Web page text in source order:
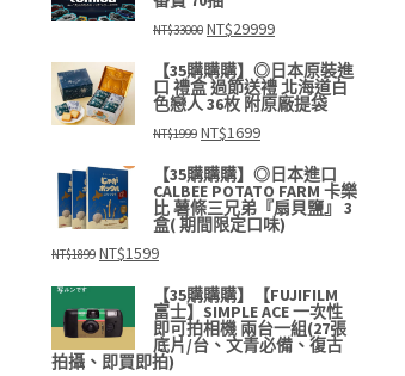
NT$33000 原
始
價
格：
NT$33000。
NT$29999目
前
價
格：
NT$29999。
【35購購購】◎日本原裝進
口 禮盒 過節送禮 北海道白
色戀人 36枚 附原廠提袋
NT$1999 原
始
價
格：
NT$1999。
NT$1699目
前
價
格：
NT$1699。
【35購購購】◎日本進口
CALBEE POTATO FARM 卡樂
比 薯條三兄弟『扇貝鹽』 3
盒( 期間限定口味)
NT$1899 原
始
價
NT$1899。
NT$1599目
前
價
格：
NT$1599。
【35購購購】【FUJIFILM
富士】SIMPLE ACE 一次性
即可拍相機 兩台一組(27張
底片/台、文青必備、復古
拍攝、即買即拍)